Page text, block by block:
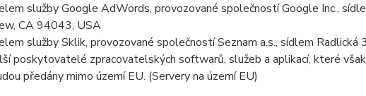
služby Google AdWords, provozované společností Google Inc.,
CA 94043, USA
služby Sklik, provozované společností Seznam a.s., sídlem
poskytovatelé zpracovatelských softwarů, služeb a aplikací, které
předány mimo území EU. (Servery na území EU)